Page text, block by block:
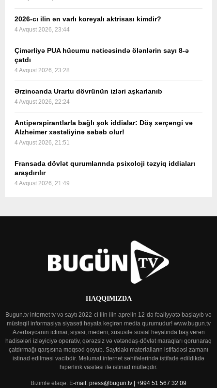
2026-cı ilin ən varlı koreyalı aktrisası kimdir?
4 Avqust 2026, 23:44
Çimərliyə PUA hücumu nəticəsində ölənlərin sayı 8-ə
çatdı
4 Avqust 2026, 23:28
Ərzincanda Urartu dövrünün izləri aşkarlanıb
4 Avqust 2026, 22:24
Antiperspirantlarla bağlı şok iddialar: Döş xərçəngi və
Alzheimer xəstəliyinə səbəb olur!
4 Avqust 2026, 21:51
Fransada dövlət qurumlarında psixoloji təzyiq iddiaları
araşdırılır
4 Avqust 2026, 21:49
HAQQIMIZDA
Bugun.tv internet tv və saytı 2022-ci ilin ilin aprelin 12-də fəaliyyətə başlayıb və
müstəqil informasiya siyasəti həyata keçirən media qurumudur! www.bugun.tv
Azərbaycanın ictimai, siyasi, mədəni, xüsusilə sosial həyatında baş verən
hadisələri izləyiciyə operativ, qərəzsiz və vətəndaş-dövlət maraqları qorunaraq
çatdırmağı qarşısına məqsəd qoyub. Saytdakı materialların istifadəsi zamanı
istinad edilməsi vacibdir. Məlumat internet səhifələrində istifadə edildikdə
hiperlink vasitəsi ilə istinad mütləqdir.
Bizimlə əlaqə: E-mail: press@bugun.tv | +994 51 567 32 09